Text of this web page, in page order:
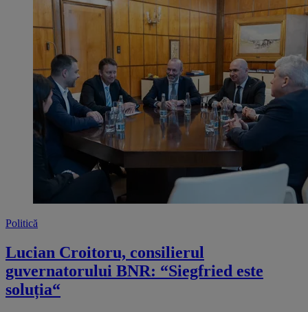
Politică
Lucian Croitoru, consilierul
guvernatorului BNR: “Siegfried este
soluția“